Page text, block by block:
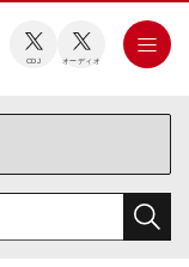
CDJ オーディオ